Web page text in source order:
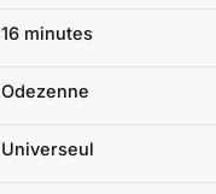
16 minutes
Odezenne
Universeul